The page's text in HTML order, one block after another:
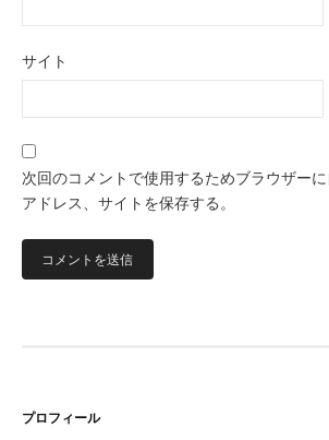
サイト
次回のコメントで使用するためブラウザー
アドレス、サイトを保存する。
プロフィール